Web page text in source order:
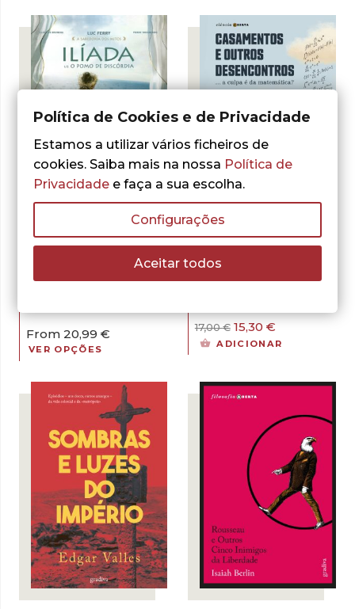
15,00 €.13,50 €.
- 30%
Ilíada, Vol. 1 –
From 20,99 €
VER OPÇÕES
- 10%
Jorge Buescu
Casamentos e
Outros
17,00€ O
preço
17,00 €.
15,30 €O
preço
15,30 €.
ADICIONAR
Política de Cookies e de Privacidade
Estamos a utilizar vários ficheiros de
cookies. Saiba mais na nossa Política de
Privacidade e faça a sua escolha.
Configurações
Aceitar todos